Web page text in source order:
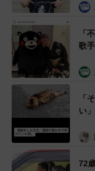
雰
「
歌
め
「
い
よ
表の
72